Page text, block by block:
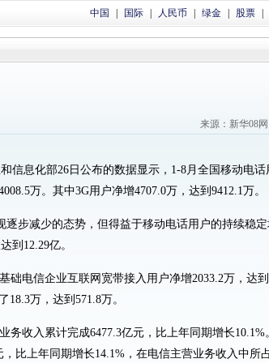
中国 国际 人民币 绿金 股票
来源：新华08网
信息化部26日公布的数据显示，1-8月全国移动电话
万。其中3G用户净增4707.0万，达到9412.1万。
逐步减少的态势，但得益于移动电话用户的持续稳
到12.29亿。
础电信企业互联网宽带接入用户净增2033.2万，达到
18.3万，达到571.8万。
务收入累计完成6477.3亿元，比上年同期增长10.1%
比上年同期增长14.1%，在电信主营业务收入中所